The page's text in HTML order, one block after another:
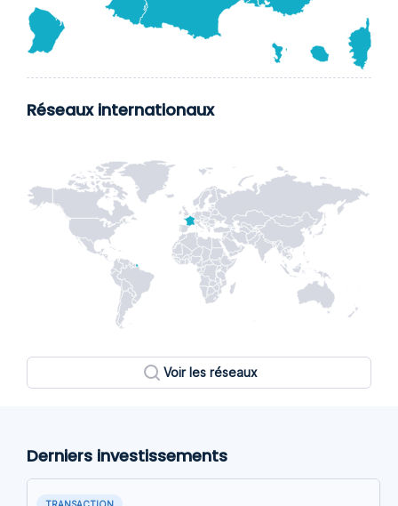
Réseaux internationaux
Voir les réseaux
Derniers investissements